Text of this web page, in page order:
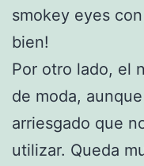
smokey eyes
bien!
Por otro lado, el
de moda,
arriesgado que
utilizar. Queda